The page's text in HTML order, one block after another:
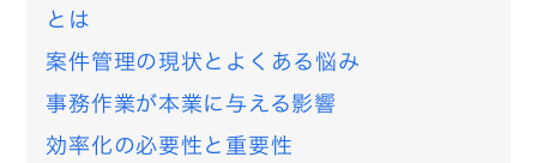
とは
案件管理の現状とよくある悩み
事務作業が本業に与える影響
効率化の必要性と重要性